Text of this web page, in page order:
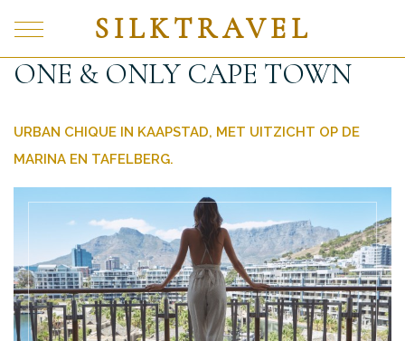
SILKTRAVEL
ONE & ONLY CAPE TOWN
URBAN CHIQUE IN KAAPSTAD, MET UITZICHT OP DE
MARINA EN TAFELBERG.